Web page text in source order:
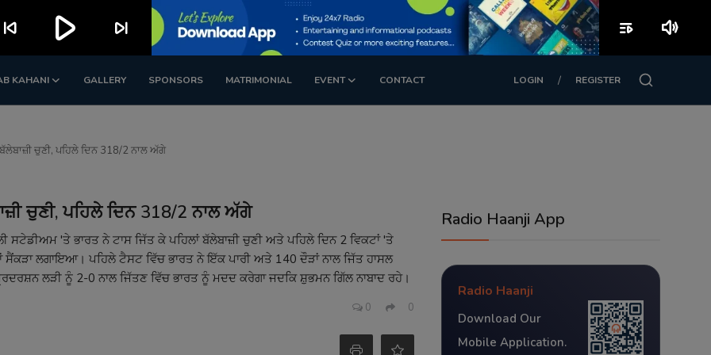
KAHANI GALLERY SPONSORS MATRIMONIAL EVENT CONTACT LOGIN / REGISTER
ਚੁਣੀ, ਪਹਿਲੇ ਦਿਨ 318/2 ਨਾਲ ਅੱਗੇ
ਚੁਣੀ, ਪਹਿਲੇ ਦਿਨ 318/2 ਨਾਲ ਅੱਗੇ
'ਤੇ ਭਾਰਤ ਨੇ ਟਾਸ ਜਿੱਤ ਕੇ ਪਹਿਲਾਂ ਬੱਲੇਬਾਜ਼ੀ ਚੁਣੀ ਅਤੇ ਪਹਿਲੇ ਦਿਨ 2 ਵਿਕਟਾਂ 'ਤੇ
ਲਗਾਇਆ। ਪਹਿਲੇ ਟੈਸਟ ਵਿੱਚ ਭਾਰਤ ਨੇ ਇੱਕ ਪਾਰੀ ਅਤੇ 140 ਦੌੜਾਂ ਨਾਲ ਜਿੱਤ ਹਾਸਲ
ਲੜੀ ਨੂੰ 2-0 ਨਾਲ ਜਿੱਤਣ ਵਿੱਚ ਭਾਰਤ ਨੂੰ ਮਦਦ ਕਰੇਗਾ ਜਦਕਿ ਸ਼ੁਭਮਨ ਗਿੱਲ ਨਾਬਾਦ ਰਹੇ।
0 0
Radio Haanji App
Radio Haanji
Download Our
Mobile Application.
skip_previous play_arrow skip_next playlist_play volume_up